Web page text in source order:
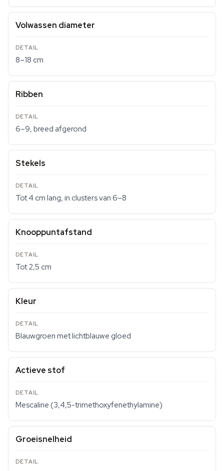
Volwassen diameter
8–18 cm
Ribben
6–9, breed afgerond
Stekels
Tot 4 cm lang, in clusters van 6–8
Knooppuntafstand
Tot 2,5 cm
Kleur
Blauwgroen met lichtblauwe gloed
Actieve stof
Mescaline (3,4,5-trimethoxyfenethylamine)
Groeisnelheid